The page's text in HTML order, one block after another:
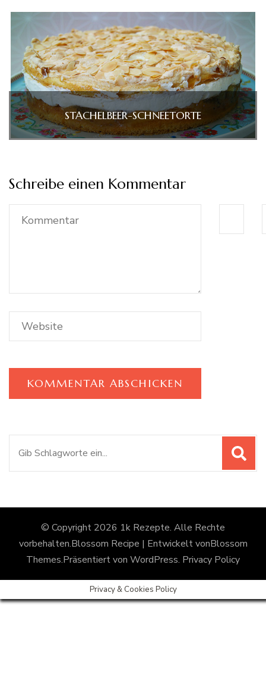
STACHELBEER-SCHNEETORTE
Schreibe einen Kommentar
© Copyright 2026 1k Rezepte. Alle Rechte
vorbehalten.Blossom Recipe | Entwickelt vonBlossom
Themes.Präsentiert von WordPress. Privacy Policy
Privacy & Cookies Policy